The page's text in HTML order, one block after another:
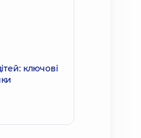
ключові